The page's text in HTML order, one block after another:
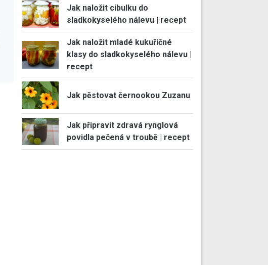
Jak naložit cibulku do
sladkokyselého nálevu | recept
Jak naložit mladé kukuřičné
klasy do sladkokyselého nálevu |
recept
Jak pěstovat černookou Zuzanu
Jak připravit zdravá rynglová
povidla pečená v troubě | recept